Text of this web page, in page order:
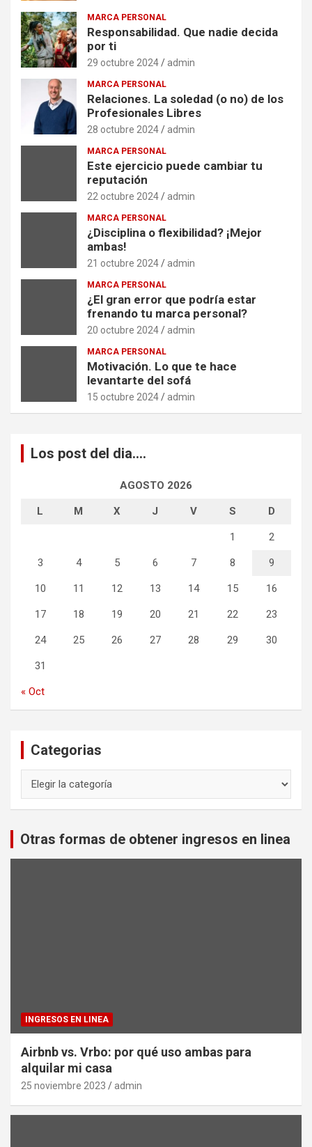
MARCA PERSONAL
Responsabilidad. Que nadie decida
por ti
29 octubre 2024 admin
MARCA PERSONAL
Relaciones. La soledad (o no) de los
Profesionales Libres
28 octubre 2024 admin
MARCA PERSONAL
Este ejercicio puede cambiar tu
reputación
22 octubre 2024 admin
MARCA PERSONAL
¿Disciplina o flexibilidad? ¡Mejor
ambas!
21 octubre 2024 admin
MARCA PERSONAL
¿El gran error que podría estar
frenando tu marca personal?
20 octubre 2024 admin
MARCA PERSONAL
Motivación. Lo que te hace
levantarte del sofá
15 octubre 2024 admin
Los post del dia….
AGOSTO 2026
L M X J V S D
1 2
3 4 5 6 7 8 9
10 11 12 13 14 15 16
17 18 19 20 21 22 23
24 25 26 27 28 29 30
31
« Oct
Categorias
Otras formas de obtener ingresos en linea
INGRESOS EN LINEA
Airbnb vs. Vrbo: por qué uso ambas para
alquilar mi casa
25 noviembre 2023 admin